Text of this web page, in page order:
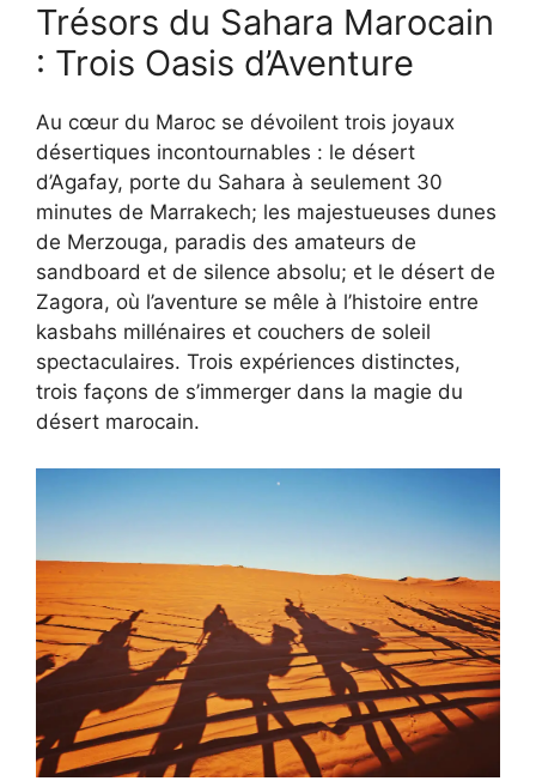
Trésors du Sahara Marocain
: Trois Oasis d’Aventure
Au cœur du Maroc se dévoilent trois joyaux
désertiques incontournables : le désert
d’Agafay, porte du Sahara à seulement 30
minutes de Marrakech; les majestueuses dunes
de Merzouga, paradis des amateurs de
sandboard et de silence absolu; et le désert de
Zagora, où l’aventure se mêle à l’histoire entre
kasbahs millénaires et couchers de soleil
spectaculaires. Trois expériences distinctes,
trois façons de s’immerger dans la magie du
désert marocain.